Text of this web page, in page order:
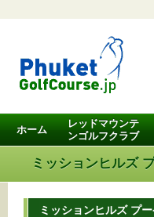
ホーム
レッドマウンテ
ンゴルフクラブ
ミッションヒルズ
ミッションヒルズ プ